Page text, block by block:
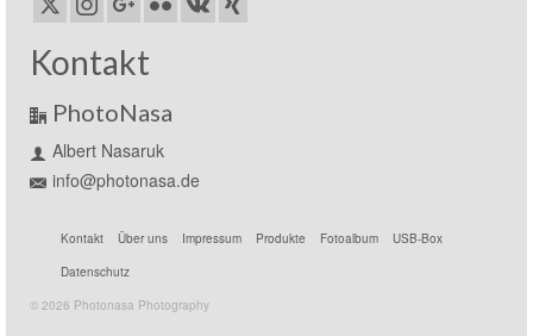
Kontakt
PhotoNasa
Albert Nasaruk
info@photonasa.de
Kontakt Über uns Impressum Produkte Fotoalbum
USB-Box
Datenschutz
© 2026 Photonasa Photography